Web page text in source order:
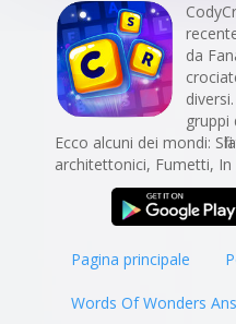
da
gruppi
Ecco alcuni dei mondi:
architettonici, Fumetti, In
Pagina principale
Words Of Wonders